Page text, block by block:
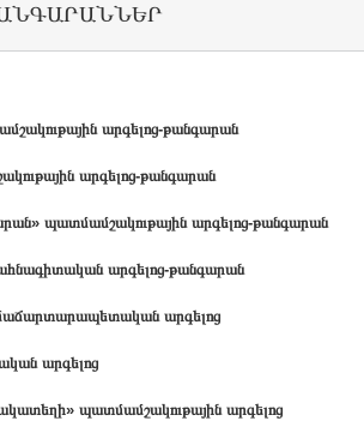
արգելոց-թանգարան
արգելոց-թանգարան
պատմամշակութային արգելոց-թանգարան
արգելոց-թանգարան
արգելոց
արգելոց
պատմամշակութային արգելոց